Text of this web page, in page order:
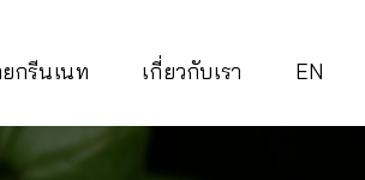
กรีนเนท เกี่ยวกับเรา EN